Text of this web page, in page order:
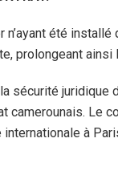
été
prolongeant ainsi
sécurité
camerounais.
à